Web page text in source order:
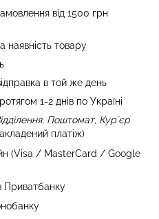
від 1500 грн
наявність товару
в той же день
1-2 днів по Україні
Поштомат, Курʼєр
платіж)
(Visa / MasterCard / Google
Приватбанку